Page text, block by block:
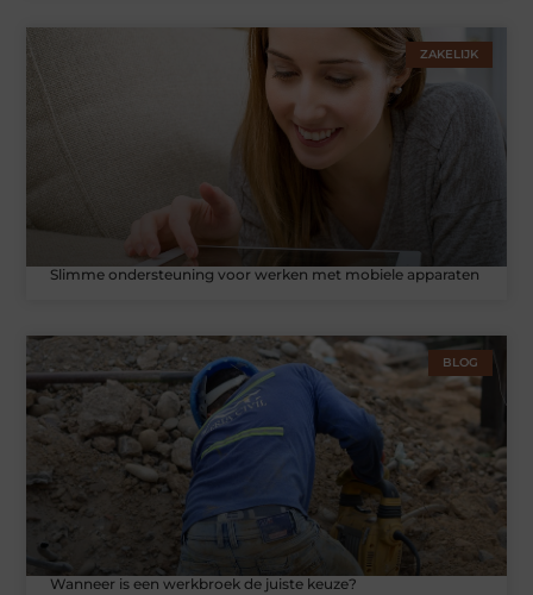
ZAKELIJK
Slimme ondersteuning voor werken met mobiele apparaten
BLOG
Wanneer is een werkbroek de juiste keuze?